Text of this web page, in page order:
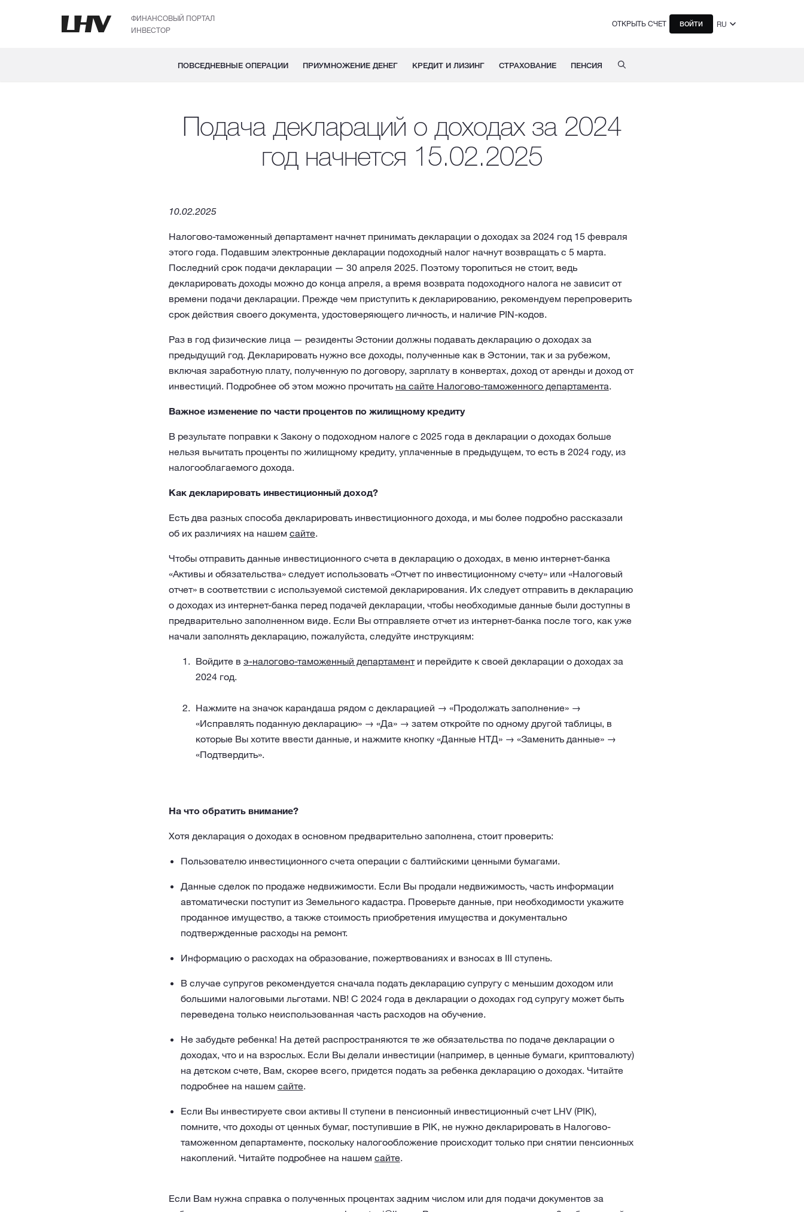
ФИНАНСОВЫЙ ПОРТАЛ
ИНВЕСТОР
ОТКРЫТЬ СЧЕТ ВОЙТИ RU
ПОВСЕДНЕВНЫЕ ОПЕРАЦИИ ПРИУМНОЖЕНИЕ ДЕНЕГ КРЕДИТ И ЛИЗИНГ СТРАХОВАНИЕ ПЕНСИЯ
Подача деклараций о доходах за 2024
год начнется 15.02.2025
10.02.2025
Налогово-таможенный департамент начнет принимать декларации о доходах за 2024 год 15 февраля
этого года. Подавшим электронные декларации подоходный налог начнут возвращать с 5 марта.
Последний срок подачи декларации — 30 апреля 2025. Поэтому торопиться не стоит, ведь
декларировать доходы можно до конца апреля, а время возврата подоходного налога не зависит от
времени подачи декларации. Прежде чем приступить к декларированию, рекомендуем перепроверить
срок действия своего документа, удостоверяющего личность, и наличие PIN-кодов.
Раз в год физические лица — резиденты Эстонии должны подавать декларацию о доходах за
предыдущий год. Декларировать нужно все доходы, полученные как в Эстонии, так и за рубежом,
включая заработную плату, полученную по договору, зарплату в конвертах, доход от аренды и доход от
инвестиций. Подробнее об этом можно прочитать на сайте Налогово-таможенного департамента.
Важное изменение по части процентов по жилищному кредиту
В результате поправки к Закону о подоходном налоге с 2025 года в декларации о доходах больше
нельзя вычитать проценты по жилищному кредиту, уплаченные в предыдущем, то есть в 2024 году, из
налогооблагаемого дохода.
Как декларировать инвестиционный доход?
Есть два разных способа декларировать инвестиционного дохода, и мы более подробно рассказали
об их различиях на нашем сайте.
Чтобы отправить данные инвестиционного счета в декларацию о доходах, в меню интернет-банка
«Активы и обязательства» следует использовать «Отчет по инвестиционному счету» или «Налоговый
отчет» в соответствии с используемой системой декларирования. Их следует отправить в декларацию
о доходах из интернет-банка перед подачей декларации, чтобы необходимые данные были доступны в
предварительно заполненном виде. Если Вы отправляете отчет из интернет-банка после того, как уже
начали заполнять декларацию, пожалуйста, следуйте инструкциям:
Войдите в э-налогово-таможенный департаменти перейдите к своей декларации о доходах за
2024 год.
Нажмите на значок карандаша рядом с декларацией → «Продолжать заполнение» →
«Исправлять поданную декларацию» → «Да» → затем откройте по одному другой таблицы, в
которые Вы хотите ввести данные, и нажмите кнопку «Данные НТД» → «Заменить данные» →
«Подтвердить».
На что обратить внимание?
Хотя декларация о доходах в основном предварительно заполнена, стоит проверить:
Пользователю инвестиционного счета операции с балтийскими ценными бумагами.
Данные сделок по продаже недвижимости. Если Вы продали недвижимость, часть информации
автоматически поступит из Земельного кадастра. Проверьте данные, при необходимости укажите
проданное имущество, а также стоимость приобретения имущества и документально
подтвержденные расходы на ремонт.
Информацию о расходах на образование, пожертвованиях и взносах в III ступень.
В случае супругов рекомендуется сначала подать декларацию супругу с меньшим доходом или
большими налоговыми льготами. NB! С 2024 года в декларации о доходах год супругу может быть
переведена только неиспользованная часть расходов на обучение.
Не забудьте ребенка! На детей распространяются те же обязательства по подаче декларации о
доходах, что и на взрослых. Если Вы делали инвестиции (например, в ценные бумаги, криптовалюту)
на детском счете, Вам, скорее всего, придется подать за ребенка декларацию о доходах. Читайте
подробнее на нашем сайте.
Если Вы инвестируете свои активы II ступени в пенсионный инвестиционный счет LHV (PIK),
помните, что доходы от ценных бумаг, поступившие в PIK, не нужно декларировать в Налогово-
таможенном департаменте, поскольку налогообложение происходит только при снятии пенсионных
накоплений. Читайте подробнее на нашем сайте.
Если Вам нужна справка о полученных процентах задним числом или для подачи документов за